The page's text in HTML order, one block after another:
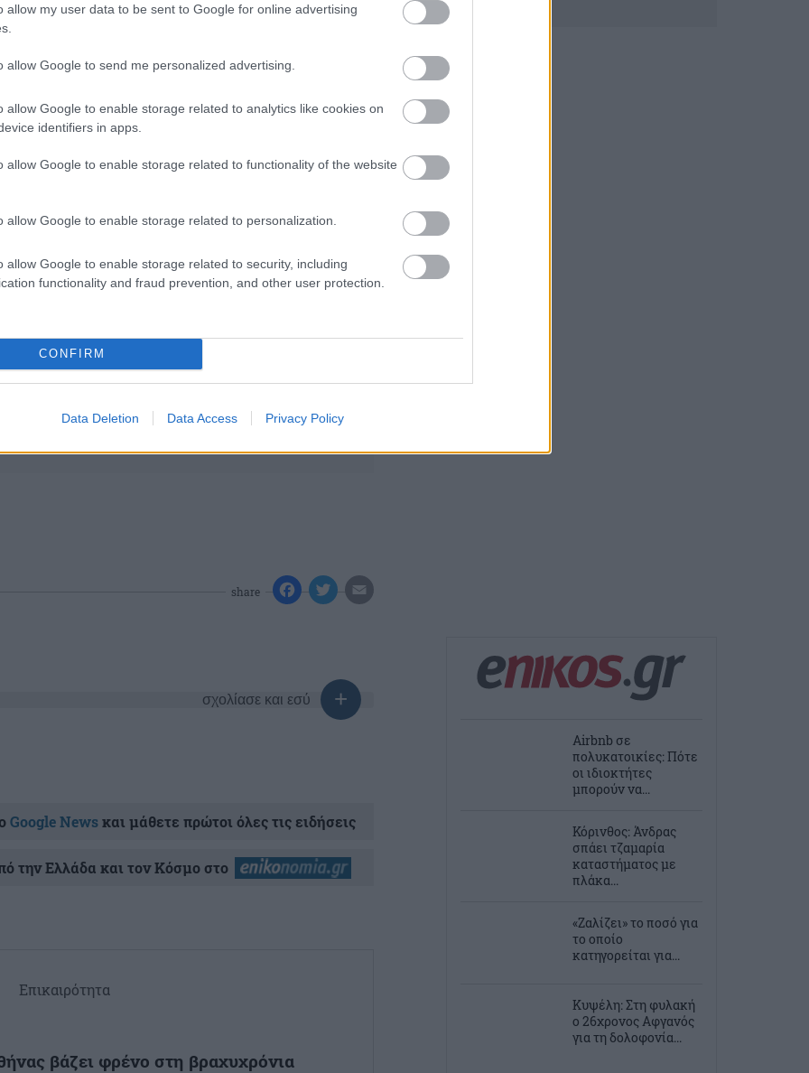
allow my user data to be sent to Google for online advertising
allow Google to send me personalized advertising.
allow Google to enable storage related to analytics like cookies on
identifiers in apps.
allow Google to enable storage related to functionality of the website
allow Google to enable storage related to personalization.
allow Google to enable storage related to security, including
functionality and fraud prevention, and other user protection.
CONFIRM
Data Deletion Data Access Privacy Policy
share
σχολίασε και εσύ
Google Newsκαι μάθετε πρώτοι όλες τις ειδήσεις
την Ελλάδα και τον Κόσμο στο
Επικαιρότητα
βάζει φρένο στη βραχυχρόνια
Airbnb σε
πολυκατοικίες: Πότε
οι ιδιοκτήτες
μπορούν να...
Κόρινθος: Άνδρας
σπάει τζαμαρία
καταστήματος με
πλάκα...
«Ζαλίζει» το ποσό για
το οποίο
κατηγορείται για...
Κυψέλη: Στη φυλακή
ο 26χρονος Αφγανός
για τη δολοφονία...